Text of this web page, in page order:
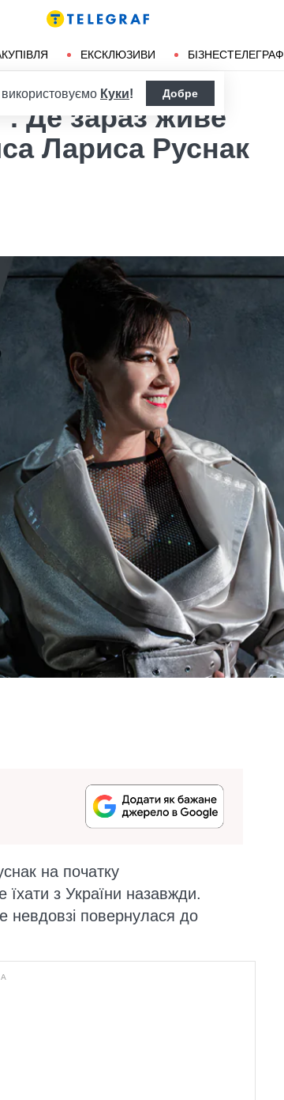
ЕКСКЛЮЗИВИ БІЗНЕСТЕЛЕГРАФ
Куки! Добре
Де зараз живе
Лариса Руснак
на початку
з України назавжди.
невдовзі повернулася до